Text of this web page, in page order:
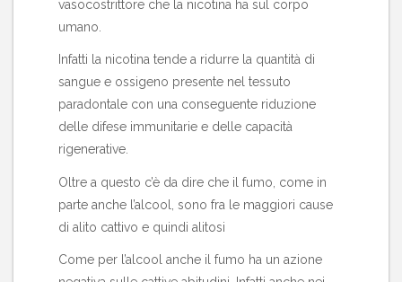
vasocostrittore che la nicotina ha sul corpo
umano.
Infatti la nicotina tende a ridurre la quantità di
sangue e ossigeno presente nel tessuto
paradontale con una conseguente riduzione
delle difese immunitarie e delle capacità
rigenerative.
Oltre a questo c’è da dire che il fumo, come in
parte anche l’alcool, sono fra le maggiori cause
di alito cattivo e quindi alitosi
Come per l’alcool anche il fumo ha un azione